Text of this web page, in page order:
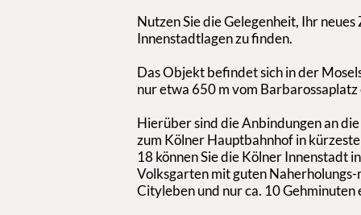
Nutzen Sie die Gelegenheit, Ihr
Innenstadtlagen zu finden.
Das Objekt befindet sich in der
nur etwa 650 m vom
Hierüber sind die Anbindungen an
zum Kölner Hauptbahnhof in
18 können Sie die Kölner Innenstadt
Volksgarten mit guten
Cityleben und nur ca. 10